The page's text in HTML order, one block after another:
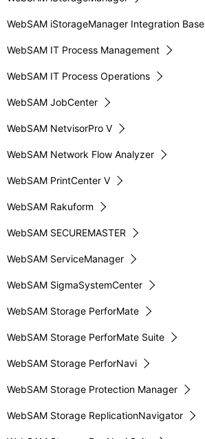
WebSAM iStorageManager Integration Base
WebSAM IT Process Management
WebSAM IT Process Operations
WebSAM JobCenter
WebSAM NetvisorPro V
WebSAM Network Flow Analyzer
WebSAM PrintCenter V
WebSAM Rakuform
WebSAM SECUREMASTER
WebSAM ServiceManager
WebSAM SigmaSystemCenter
WebSAM Storage PerforMate
WebSAM Storage PerforMate Suite
WebSAM Storage PerforNavi
WebSAM Storage Protection Manager
WebSAM Storage ReplicationNavigator